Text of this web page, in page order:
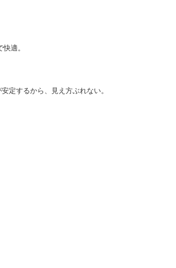
適。
定するから、見え方ぶれない。